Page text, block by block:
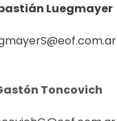
Luegmayer
Toncovich